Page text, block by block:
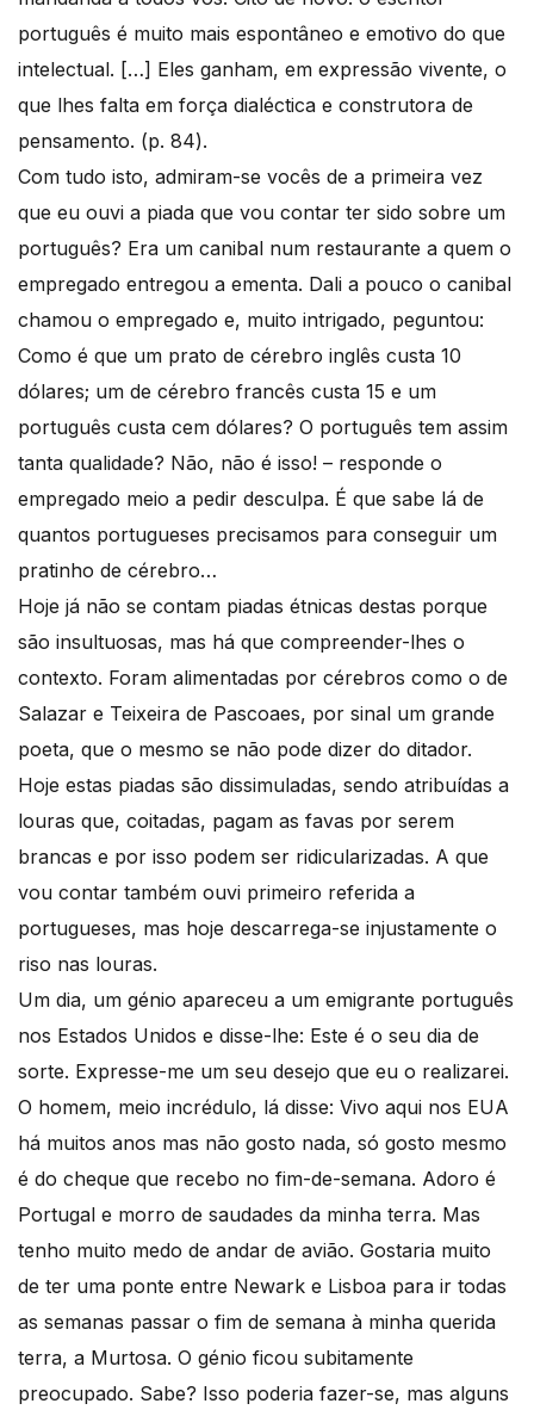
português é muito mais espontâneo e emotivo do que
intelectual. […] Eles ganham, em expressão vivente, o
que lhes falta em força dialéctica e construtora de
pensamento. (p. 84).
Com tudo isto, admiram-se vocês de a primeira vez
que eu ouvi a piada que vou contar ter sido sobre um
português? Era um canibal num restaurante a quem o
empregado entregou a ementa. Dali a pouco o canibal
chamou o empregado e, muito intrigado, peguntou:
Como é que um prato de cérebro inglês custa 10
dólares; um de cérebro francês custa 15 e um
português custa cem dólares? O português tem assim
tanta qualidade? Não, não é isso! – responde o
empregado meio a pedir desculpa. É que sabe lá de
quantos portugueses precisamos para conseguir um
pratinho de cérebro…
Hoje já não se contam piadas étnicas destas porque
são insultuosas, mas há que compreender-lhes o
contexto. Foram alimentadas por cérebros como o de
Salazar e Teixeira de Pascoaes, por sinal um grande
poeta, que o mesmo se não pode dizer do ditador.
Hoje estas piadas são dissimuladas, sendo atribuídas a
louras que, coitadas, pagam as favas por serem
brancas e por isso podem ser ridicularizadas. A que
vou contar também ouvi primeiro referida a
portugueses, mas hoje descarrega-se injustamente o
riso nas louras.
Um dia, um génio apareceu a um emigrante português
nos Estados Unidos e disse-lhe: Este é o seu dia de
sorte. Expresse-me um seu desejo que eu o realizarei.
O homem, meio incrédulo, lá disse: Vivo aqui nos EUA
há muitos anos mas não gosto nada, só gosto mesmo
é do cheque que recebo no fim-de-semana. Adoro é
Portugal e morro de saudades da minha terra. Mas
tenho muito medo de andar de avião. Gostaria muito
de ter uma ponte entre Newark e Lisboa para ir todas
as semanas passar o fim de semana à minha querida
terra, a Murtosa. O génio ficou subitamente
preocupado. Sabe? Isso poderia fazer-se, mas alguns